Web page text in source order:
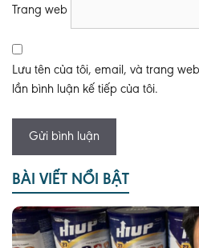
Trang web
Lưu tên của tôi, email, và trang
lần bình luận kế tiếp của tôi.
BÀI VIẾT NỔI BẬT